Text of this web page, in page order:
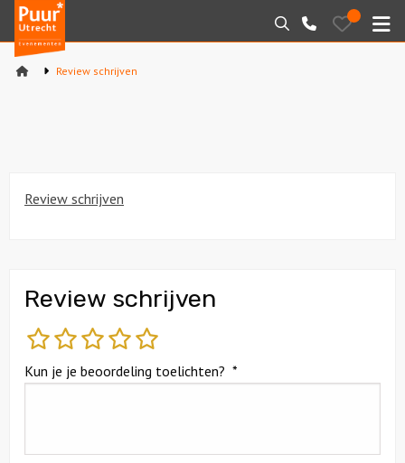
Puur*
Utrecht
bedrijfsuitjes
Zoeken
030-
2145099
Bewaarde
uitjes
Rondleidingen
Review schrijven
Review schrijven
Review schrijven
slechtmatiggemiddeld
goed
Kun je je beoordeling toelichten? *